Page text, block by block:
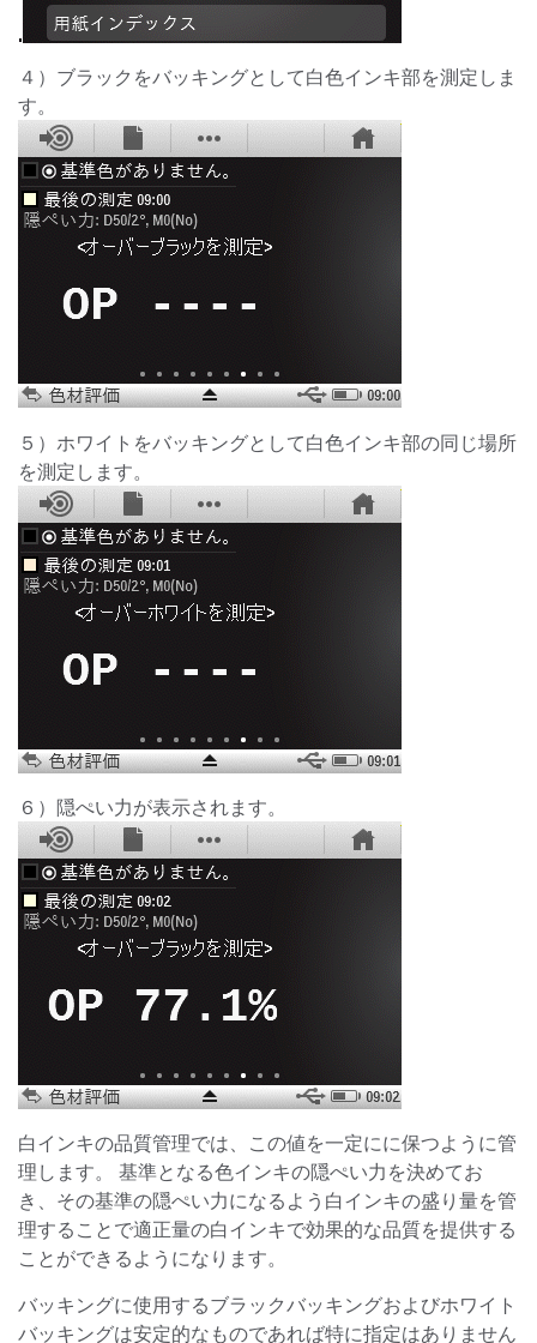
４）ブラックをバッキングとして白色インキ部を測定しま
す。
５）ホワイトをバッキングとして白色インキ部の同じ場所
を測定します。
６）隠ぺい力が表示されます。
白インキの品質管理では、この値を一定にに保つように管
理します。 基準となる色インキの隠ぺい力を決めてお
き、その基準の隠ぺい力になるよう白インキの盛り量を管
理することで適正量の白インキで効果的な品質を提供する
ことができるようになります。
バッキングに使用するブラックバッキングおよびホワイト
バッキングは安定的なものであれば特に指定はありません